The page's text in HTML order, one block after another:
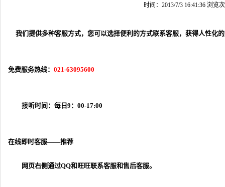
时间：2013/7/3 16:41:36 浏览
我们提供多种客服方式，您可以选择便利的方式联系客服，获得人性化
免费服务热线： 021-63095600
接听时间：每日9：00-17:00
在线即时客服——推荐
网页右侧通过QQ和旺旺联系客服和售后客服。